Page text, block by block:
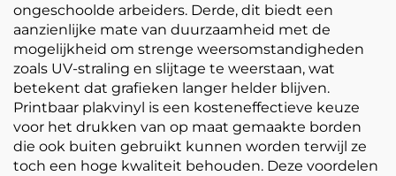
ongeschoolde arbeiders. Derde, dit biedt een
aanzienlijke mate van duurzaamheid met de
mogelijkheid om strenge weersomstandigheden
zoals UV-straling en slijtage te weerstaan, wat
betekent dat grafieken langer helder blijven.
Printbaar plakvinyl is een kosteneffectieve keuze
voor het drukken van op maat gemaakte borden
die ook buiten gebruikt kunnen worden terwijl ze
toch een hoge kwaliteit behouden. Deze voordelen